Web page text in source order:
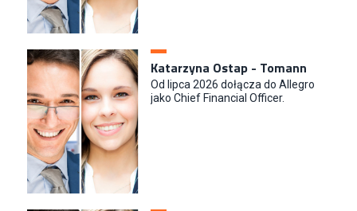
Katarzyna Ostap - Tomann
Od lipca 2026 dołącza do Allegro
jako Chief Financial Officer.